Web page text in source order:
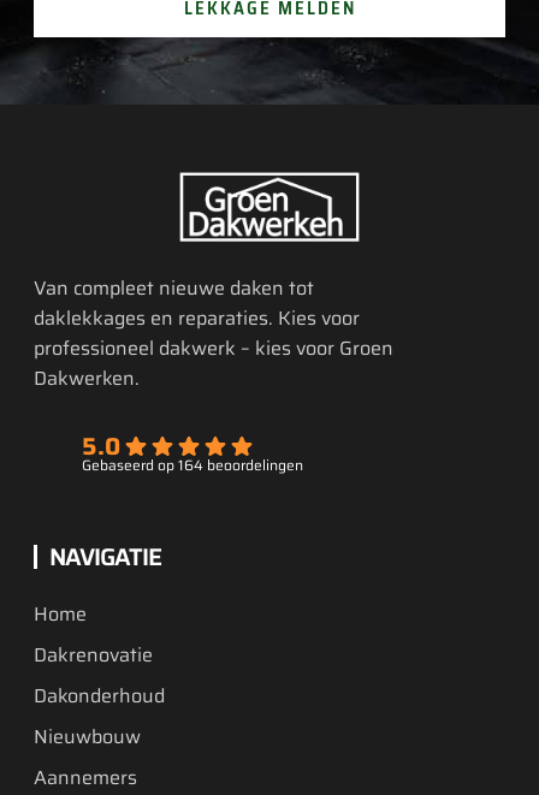
LEKKAGE MELDEN
Van compleet nieuwe daken tot
daklekkages en reparaties. Kies voor
professioneel dakwerk – kies voor Groen
Dakwerken.
5.0
Gebaseerd op 164 beoordelingen
NAVIGATIE
Home
Dakrenovatie
Dakonderhoud
Nieuwbouw
Aannemers